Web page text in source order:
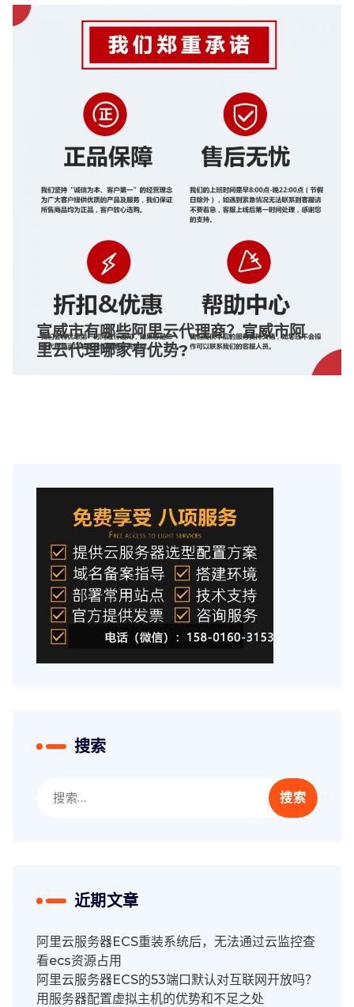
宣威市有哪些阿里云代理商？宣威市阿
里云代理哪家有优势?
搜索
索：
近期文章
阿里云服务器ECS重装系统后，无法通过云监控查
看ecs资源占用
阿里云服务器ECS的53端口默认对互联网开放吗？
用服务器配置虚拟主机的优势和不足之处